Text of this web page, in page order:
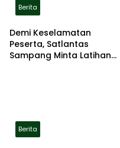
Berita
Demi Keselamatan
Peserta, Satlantas
Sampang Minta Latihan
Berita